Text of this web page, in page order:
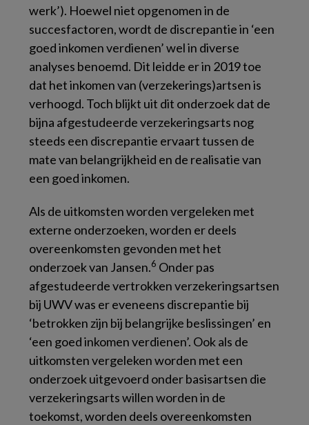
werk’). Hoewel niet opgenomen in de
succesfactoren, wordt de discrepantie in ‘een
goed inkomen verdienen’ wel in diverse
analyses benoemd. Dit leidde er in 2019 toe
dat het inkomen van (verzekerings)artsen is
verhoogd. Toch blijkt uit dit onderzoek dat de
bijna afgestudeerde verzekeringsarts nog
steeds een discrepantie ervaart tussen de
mate van belangrijkheid en de realisatie van
een goed inkomen.
Als de uitkomsten worden vergeleken met
externe onderzoeken, worden er deels
overeenkomsten gevonden met het
onderzoek van Jansen.6 Onder pas
afgestudeerde vertrokken verzekeringsartsen
bij UWV was er eveneens discrepantie bij
‘betrokken zijn bij belangrijke beslissingen’ en
‘een goed inkomen verdienen’. Ook als de
uitkomsten vergeleken worden met een
onderzoek uitgevoerd onder basisartsen die
verzekeringsarts willen worden in de
toekomst, worden deels overeenkomsten